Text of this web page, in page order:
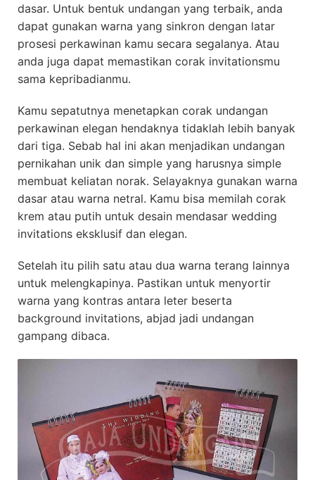
dasar. Untuk bentuk undangan yang terbaik, anda
dapat gunakan warna yang sinkron dengan latar
prosesi perkawinan kamu secara segalanya. Atau
anda juga dapat memastikan corak invitationsmu
sama kepribadianmu.
Kamu sepatutnya menetapkan corak undangan
perkawinan elegan hendaknya tidaklah lebih banyak
dari tiga. Sebab hal ini akan menjadikan undangan
pernikahan unik dan simple yang harusnya simple
membuat keliatan norak. Selayaknya gunakan warna
dasar atau warna netral. Kamu bisa memilah corak
krem atau putih untuk desain mendasar wedding
invitations eksklusif dan elegan.
Setelah itu pilih satu atau dua warna terang lainnya
untuk melengkapinya. Pastikan untuk menyortir
warna yang kontras antara leter beserta
background invitations, abjad jadi undangan
gampang dibaca.